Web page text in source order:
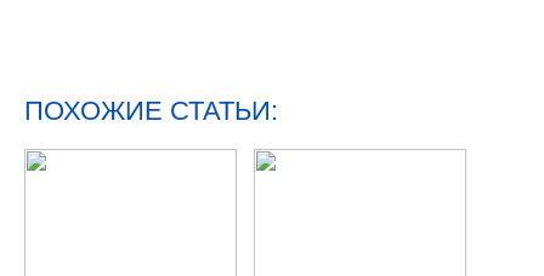
ПОХОЖИЕ СТАТЬИ: